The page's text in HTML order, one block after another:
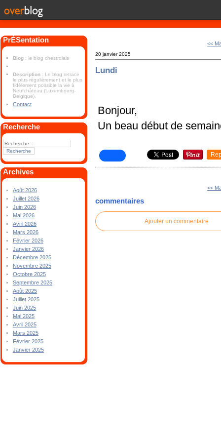
PrÉSentation
Blog : le blog chestrolais
Description : Le blog retrace
le plus régulièrement et le plus
fidèlement possible la vie à
Neufchâteau (Luxembourg-
Belgique).
Contact
Recherche
Archives
Août 2026
Juillet 2026
Juin 2026
Mai 2026
Avril 2026
Mars 2026
Février 2026
Janvier 2026
Décembre 2025
Novembre 2025
Octobre 2025
Septembre 2025
Août 2025
Juillet 2025
Juin 2025
Mai 2025
Avril 2025
Mars 2025
Février 2025
Janvier 2025
<<
20 janvier 2025
Lundi
Bonjour,
Un beau début de
<<
commentaires
Ajouter un commentaire